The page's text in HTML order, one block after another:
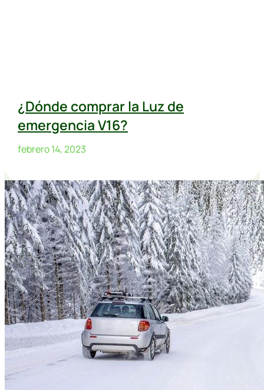
¿Dónde comprar la Luz de
emergencia V16?
febrero 14, 2023